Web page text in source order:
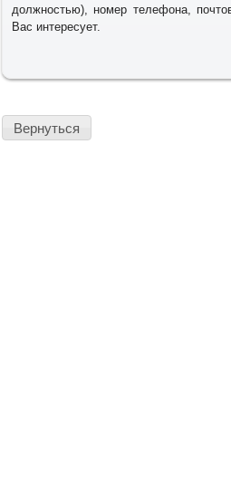
должностью), номер телефона,
Вас интересует.
Вернуться